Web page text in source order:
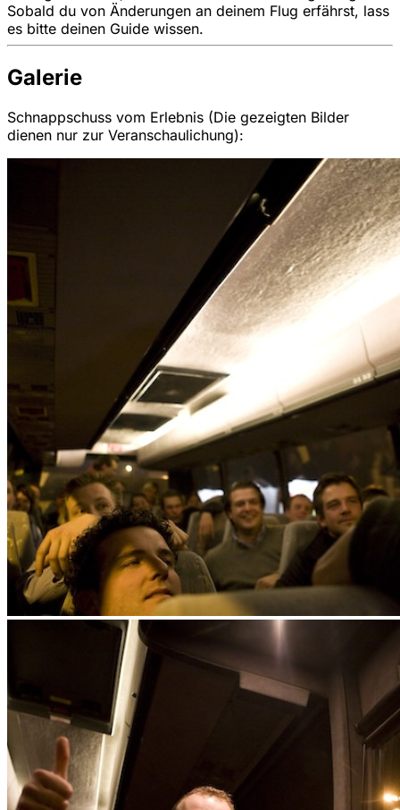
Sobald du von Änderungen an deinem Flug erfährst, lass
es bitte deinen Guide wissen.
Galerie
Schnappschuss vom Erlebnis (Die gezeigten Bilder
dienen nur zur Veranschaulichung):